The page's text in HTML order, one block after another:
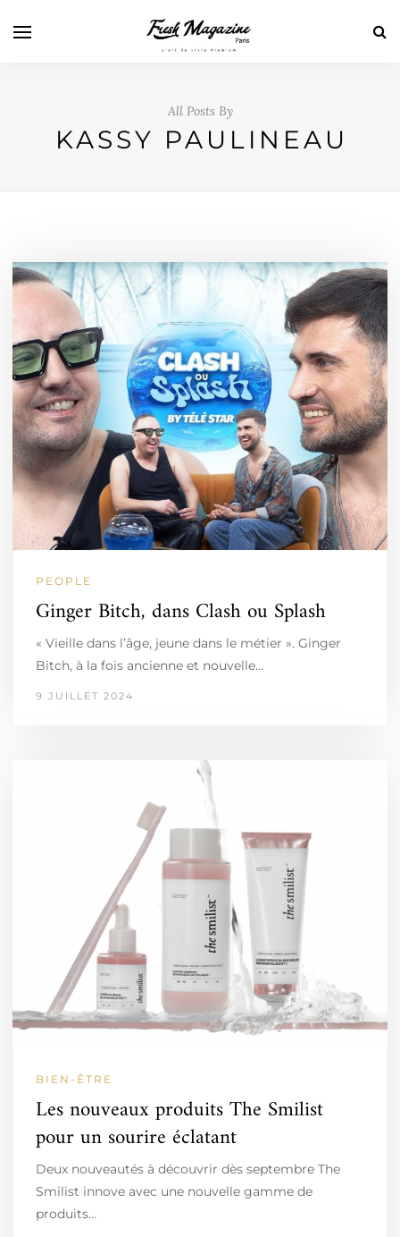
All Posts By
KASSY PAULINEAU
PEOPLE
Ginger Bitch, dans Clash ou Splash
« Vieille dans l’âge, jeune dans le métier ». Ginger
Bitch, à la fois ancienne et nouvelle…
9 JUILLET 2024
BIEN-ÊTRE
Les nouveaux produits The Smilist
pour un sourire éclatant
Deux nouveautés à découvrir dès septembre The
Smilist innove avec une nouvelle gamme de
produits…